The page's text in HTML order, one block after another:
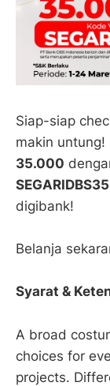
Siap-siap
makin untung!
35.000
SEGARIDBS35
digibank!
Belanja
Syarat &
A broad
choices for
projects.